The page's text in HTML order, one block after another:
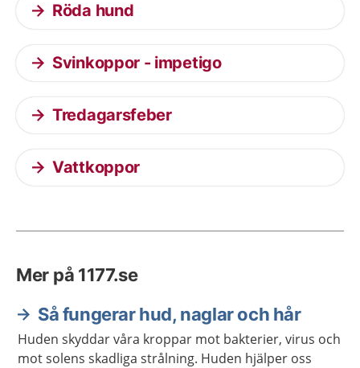
Röda hund
Svinkoppor - impetigo
Tredagarsfeber
Vattkoppor
Mer på 1177.se
Så fungerar hud, naglar och hår
Huden skyddar våra kroppar mot bakterier, virus och
mot solens skadliga strålning. Huden hjälper oss